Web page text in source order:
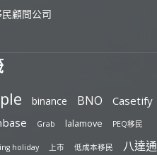
顧問公司
binance BNO
Casetify
Grab lalamove PEQ移民
holiday 上市 低成本移民 八達通